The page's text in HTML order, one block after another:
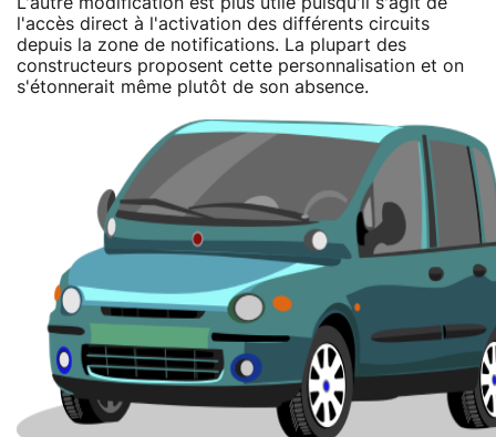
l'accès direct à l'activation des différents circuits
depuis la zone de notifications. La plupart des
constructeurs proposent cette personnalisation et on
s'étonnerait même plutôt de son absence.